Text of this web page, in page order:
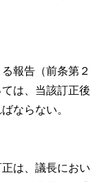
報告（前条第２
は、当該訂正後
ならない。
は、議長におい